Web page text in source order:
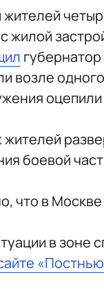
жителей
жилой
возле
боевой
что в
в зоне